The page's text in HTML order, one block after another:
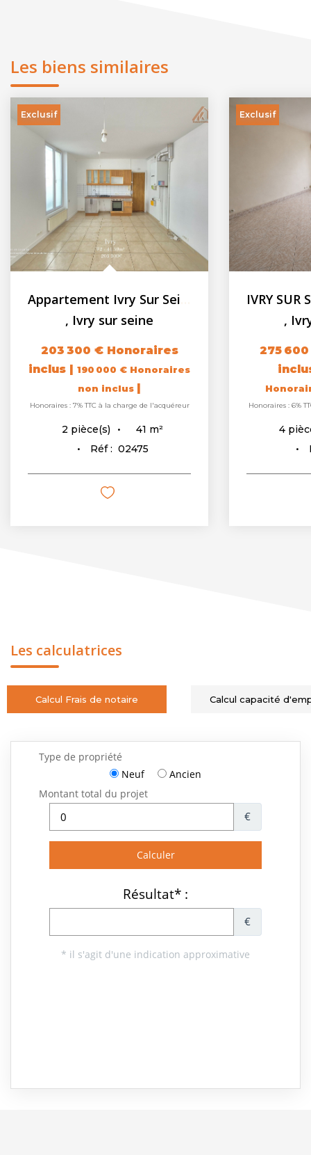
Les biens similaires
Exclusif
, Ivry sur seine
203 300 € Honoraires
inclus | 190 000 € Honoraires
non inclus |
Honoraires : 7% TTC à la charge de l'acquéreur
2 pièce(s) 41 m²
Réf : 02475
Exclusif
,
275
Honoraires : 6%
4
Les calculatrices
Calcul Frais de notaire Calcul capacité